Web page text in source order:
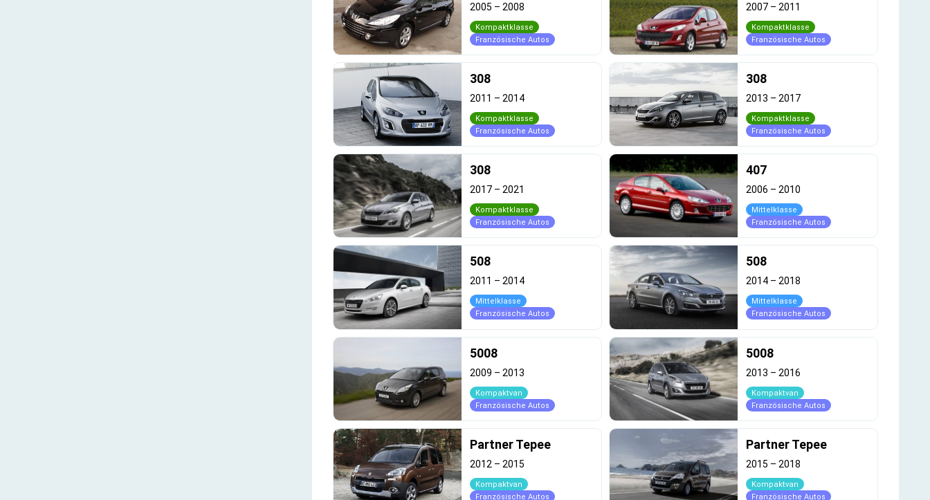
2005 – 2008
Kompaktklasse
Französische Autos
2007 – 2011
Kompaktklasse
Französische Autos
308
2011 – 2014
Kompaktklasse
Französische Autos
308
2013 – 2017
Kompaktklasse
Französische Autos
308
2017 – 2021
Kompaktklasse
Französische Autos
407
2006 – 2010
Mittelklasse
Französische Autos
508
2011 –2014
Mittelklasse
Französische Autos
508
2014 –2018
Mittelklasse
Französische Autos
5008
2009 – 2013
Kompaktvan
Französische Autos
5008
2013 – 2016
Kompaktvan
Französische Autos
Partner Tepee
2012 – 2015
Kompaktvan
Französische Autos
Partner Tepee
2015 – 2018
Kompaktvan
Französische Autos